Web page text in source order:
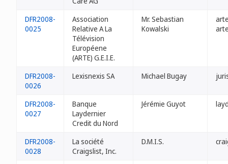
DFR2008-
0025
Association
Relative A La
Télévision
Européene
(ARTE) G.E.I.E.
Mr. Sebastian
Kowalski
DFR2008-
0026
Lexisnexis SA Michael Bugay
DFR2008-
0027
Banque
Laydernier
Credit du Nord
Jérémie Guyot
DFR2008-
0028
La société
Craigslist, Inc.
D.M.I.S.